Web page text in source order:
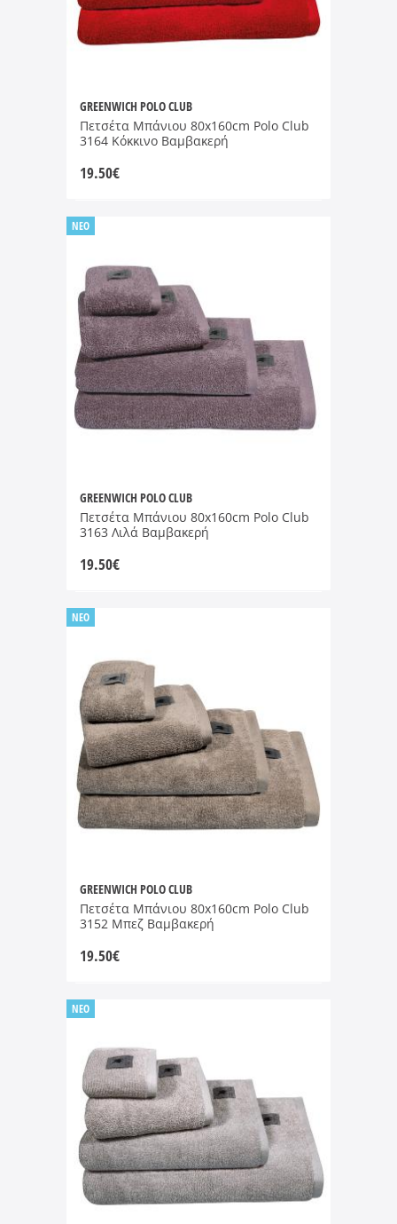
GREENWICH POLO CLUB
Πετσέτα Μπάνιου 80x160cm Polo Club
3164 Κόκκινο Βαμβακερή
19.50€
GREENWICH POLO CLUB
Πετσέτα Μπάνιου 80x160cm Polo Club
3163 Λιλά Βαμβακερή
19.50€
NEO
GREENWICH POLO CLUB
Πετσέτα Μπάνιου 80x160cm Polo Club
3152 Μπεζ Βαμβακερή
19.50€
NEO
NEO